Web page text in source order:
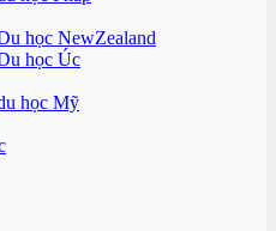
học NewZealand
học Úc
học Mỹ